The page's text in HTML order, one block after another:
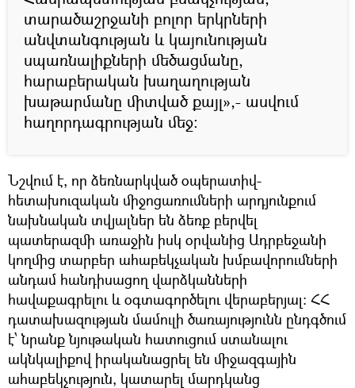
տարածաշրջանի բոլոր երկրների
անվտանգության և կայունության
սպառնալիքների մեծացմանը,
հարաբերական խաղաղության
խաթարմանը միտված քայլ»,- ասվում
հաղորդագրության մեջ։
Նշվում է, որ ձեռնարկված օպերատիվ-
հետախուզական միջոցառումների արդյունքում
նախնական տվյալներ են ձեռք բերվել
պատերազմի առաջին իսկ օրվանից Ադրբեջանի
կողմից տարբեր ահաբեկչական խմբավորումների
անդամ հանդիսացող վարձկանների
հավաքագրելու և օգտագործելու վերաբերյալ: ՀՀ
դատախազության մամուլի ծառայությունն ընդգծում
է՝ նրանք նյութական հատուցում ստանալու
ակնկալիքով իրականացրել են միջազգային
ահաբեկչություն, կատարել մարդկանց